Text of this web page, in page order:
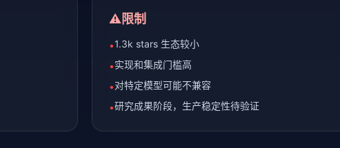
⚠️限制
•1.3k stars 生态较小
•实现和集成门槛高
•对特定模型可能不兼容
•研究成果阶段，生产稳定性待验证